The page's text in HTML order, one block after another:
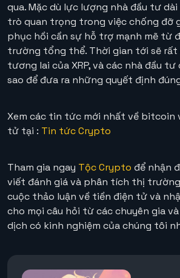
qua. Mặc dù lực lượng nhà đầu tư
trò quan trọng trong việc chống đỡ
phục hồi cần sự hỗ trợ mạnh mẽ từ
trường tổng thể. Thời gian tới sẽ rất
tương lai của XRP, và các nhà đầu
sao để đưa ra những quyết định
Xem các tin tức mới nhất về bitcoin
tử tại : Tin tức Crypto
Tham gia ngay Tộc Crypto để nhận
viết đánh giá và phân tích thị
cuộc thảo luận về tiền điện tử và
cho mọi câu hỏi từ các chuyên gia
dịch có kinh nghiệm của chúng tôi